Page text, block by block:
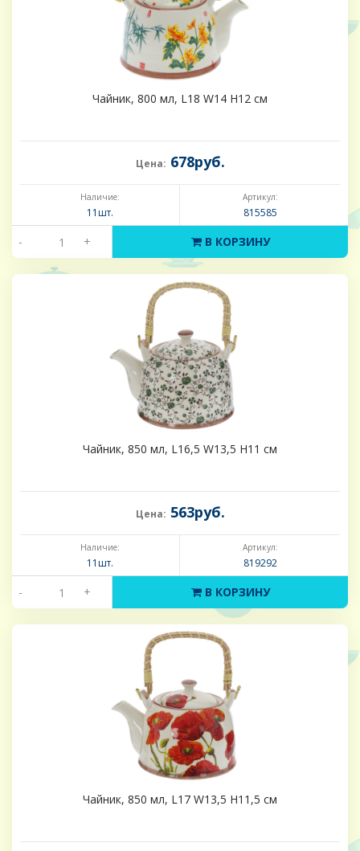
Чайник, 800 мл, L18 W14 H12 см
Цена: 678руб.
Наличие:
11шт.
Артикул:
815585
- + В КОРЗИНУ
Чайник, 850 мл, L16,5 W13,5 H11 см
Цена: 563руб.
Наличие:
11шт.
Артикул:
819292
- + В КОРЗИНУ
Чайник, 850 мл, L17 W13,5 H11,5 см